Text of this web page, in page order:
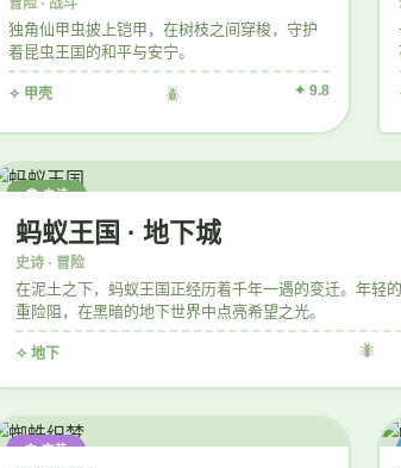
冒险 · 战斗
独角仙甲虫披上铠甲，在树枝之间穿梭，守护
着昆虫王国的和平与安宁。
✧ 甲壳 🪲 ✦ 9.8
🏛️ 史诗
蚂蚁王国 · 地下城
史诗 · 冒险
在泥土之下，蚂蚁王国正经历着千年一遇的变迁。年轻
重险阻，在黑暗的地下世界中点亮希望之光。
✧ 地下 🐜
🕸️ 文艺